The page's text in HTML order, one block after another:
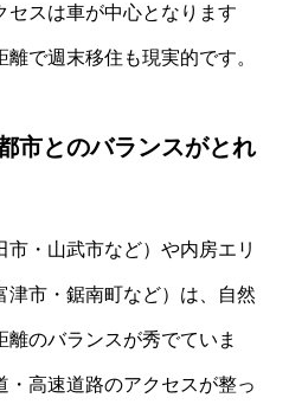
セスは車が中心となります
で週末移住も現実的です。
市とのバランスがとれ
・山武市など）や内房エリ
津市・鋸南町など）は、自然
のバランスが秀でていま
高速道路のアクセスが整っ